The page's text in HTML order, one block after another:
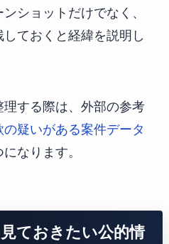
ショットだけでなく、
ておくと経緯を説明し
する際は、外部の参考
疑いがある案件データ
なります。
ておきたい公的情